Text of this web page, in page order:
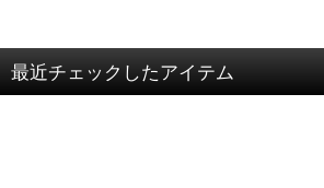
最近チェックしたアイテム